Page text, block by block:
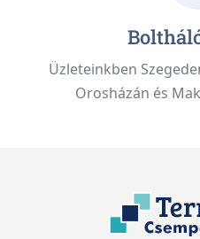
Üzleteinkben
Orosházán és